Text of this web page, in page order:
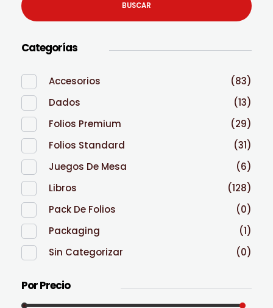
BUSCAR
Categorías
Accesorios
(83)
Dados
(13)
Folios Premium
(29)
Folios Standard
(31)
Juegos De Mesa
(6)
Libros
(128)
Pack De Folios
(0)
Packaging
(1)
Sin Categorizar
(0)
Por Precio